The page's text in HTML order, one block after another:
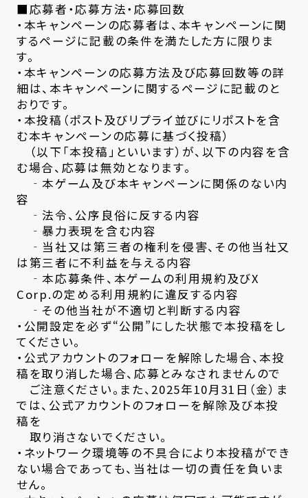
■応募者・応募方法・応募回数
・本キャンペーンの応募者は、本キャンペーンに関
するページに記載の条件を満たした方に限りま
す。
・本キャンペーンの応募方法及び応募回数等の詳
細は、本キャンペーンに関するページに記載のと
おりです。
・本投稿（ポスト及びリプライ並びにリポストを含
む本キャンペーンの応募に基づく投稿）
（以下「本投稿」といいます）が、以下の内容を含
む場合、応募は無効となります。
‐本ゲーム及び本キャンペーンに関係のない内
容
‐法令、公序良俗に反する内容
‐暴力表現を含む内容
‐当社又は第三者の権利を侵害、その他当社又
は第三者に不利益を与える内容
‐本応募条件、本ゲームの利用規約及びX
Corp.の定める利用規約に違反する内容
‐その他当社が不適切と判断する内容
・公開設定を必ず“公開”にした状態で本投稿をし
てください。
・公式アカウントのフォローを解除した場合、本投
稿を取り消した場合、応募とみなされませんので
ご注意ください。また、2025年10月31日（金）ま
では、公式アカウントのフォローを解除及び本投
稿を
取り消さないでください。
・ネットワーク環境等の不具合により本投稿ができ
ない場合であっても、当社は一切の責任を負いま
せん。